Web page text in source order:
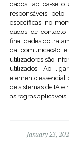
dados, aplica-se o
responsáveis
específicas no
dados de
finalidades do
da comunicação
utilizadores são
utilizados. Ao
elemento essencial
de sistemas de IA e
as regras aplicáveis.
January 23,